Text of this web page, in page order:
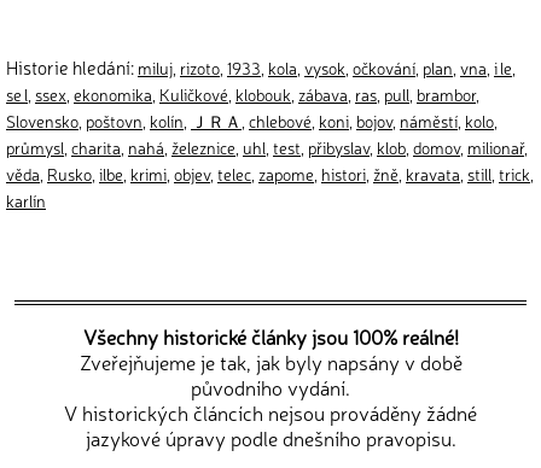
Historie hledání: miluj rizoto 1933 kola vysok očkování plan vna i le
se l ssex ekonomika Kuličkové klobouk zábava ras pull brambor,
Slovensko poštovn kolín ＪＲＡ chlebové koni bojov, náměstí kolo
průmysl charita nahá železnice uhl test přibyslav, klob domov, milionař,
věda Rusko ilbe krimi objev, telec zapome histori žně kravata still trick
karlín
Všechny historické články jsou 100% reálné!
Zveřejňujeme je tak, jak byly napsány v době
původního vydání.
V historických článcích nejsou prováděny žádné
jazykové úpravy podle dnešního pravopisu.